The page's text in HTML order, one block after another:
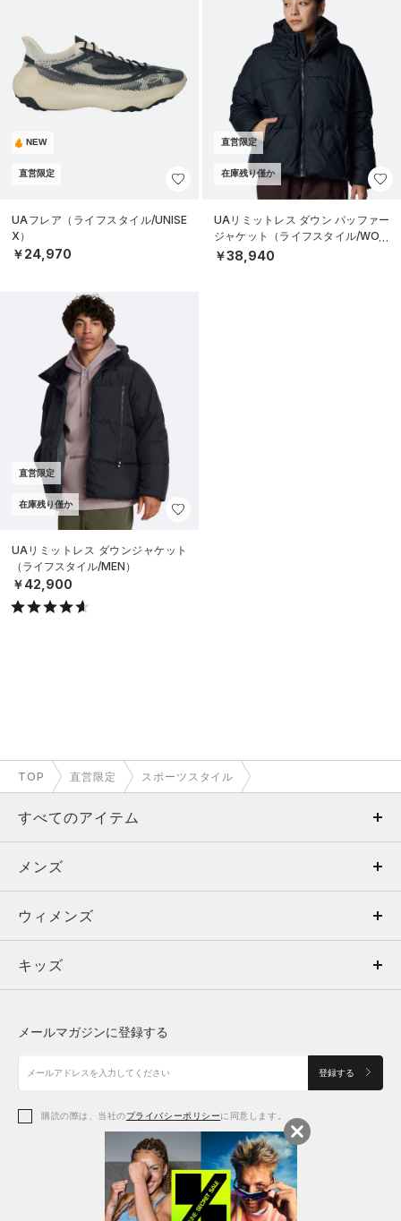
NEW
直営限定
UAフレア（ライフスタイル/UNISE
X）
￥24,970
直営限定
在庫残り僅か
UAリミットレス ダウン パッファー
ジャケット（ライフスタイル/WOM
EN）
￥38,940
直営限定
在庫残り僅か
UAリミットレス ダウンジャケット
（ライフスタイル/MEN）
￥42,900
TOP 直営限定 スポーツスタイル
すべてのアイテム
メンズ
ウィメンズ
キッズ
アクセサリー
メンズ
トップス
ボトムス
アクセサリー
ウィメンズ
トップス
シューズ
アクセサリー
レギンス＆タイツ
キッズ
シューズ
メールマガジンに登録する
登録する
購読の際は、当社のプライバシーポリシーに同意します。